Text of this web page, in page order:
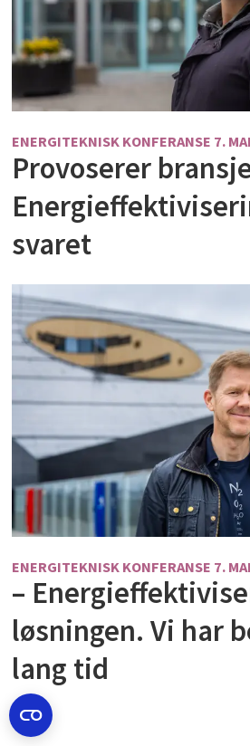
ENERGITEKNISK KONFERANSE 7. MAI
Provoserer
svaret
ENERGITEKNISK KONFERANSE 7. MAI
–
løsningen. Vi har
lang tid